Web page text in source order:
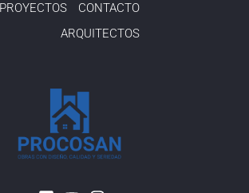
PROYECTOS
CONTACTO
ARQUITECTOS